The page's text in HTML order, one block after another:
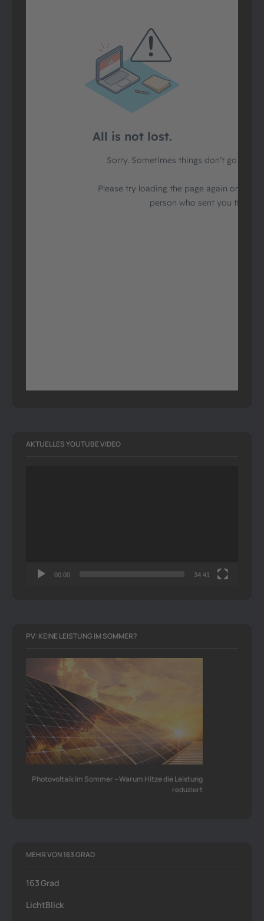
AKTUELLES YOUTUBE VIDEO
00:00 34:41
PV: KEINE LEISTUNG IM SOMMER?
Photovoltaik im Sommer – Warum Hitze die Leistung
reduziert
MEHR VON 163 GRAD
163 Grad
LichtBlick